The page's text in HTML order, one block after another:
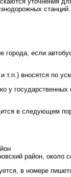
станций.
города, если
т.п.) вносятся по
у
в следующем
район, около
в номере